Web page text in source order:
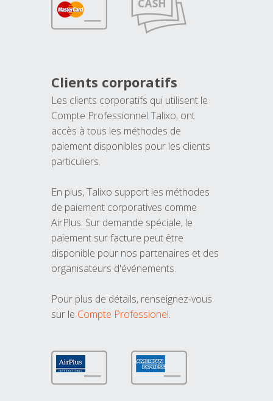
Clients corporatifs
Les clients corporatifs qui utilisent le
Compte Professionnel Talixo, ont
accès à tous les méthodes de
paiement disponibles pour les clients
particuliers.
En plus, Talixo support les méthodes
de paiement corporatives comme
AirPlus. Sur demande spéciale, le
paiement sur facture peut être
disponible pour nos partenaires et des
organisateurs d'événements.
Pour plus de détails, renseignez-vous
sur le Compte Professionel.